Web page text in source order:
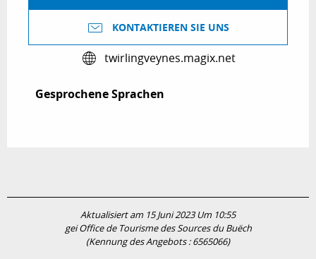
KONTAKTIEREN SIE UNS
twirlingveynes.magix.net
Gesprochene Sprachen
Gesprochene Sprachen
Aktualisiert am 15 Juni 2023 Um 10:55
gei Office de Tourisme des Sources du Buëch
(Kennung des Angebots :6565066)